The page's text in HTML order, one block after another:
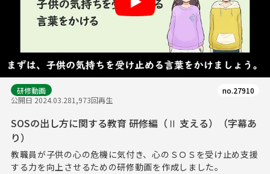
研修動画
公開日 2024.03.281,973回再生
no.27910
SOSの出し方に関する教育 研修編（Ⅱ 支える）（字幕あ
り）
教職員が子供の心の危機に気付き、心のＳＯＳを受け止め支援
する力を向上させるための研修動画を作成しました。